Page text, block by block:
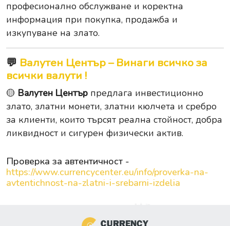
професионално обслужване и коректна
информация при покупка, продажба и
изкупуване на злато.
💬 Валутен Център – Винаги всичко за
всички валути !
🟡 Валутен Център предлага инвестиционно
злато, златни монети, златни кюлчета и сребро
за клиенти, които търсят реална стойност, добра
ликвидност и сигурен физически актив.
Проверка за автентичност -
https://www.currencycenter.eu/info/proverka-na-
avtentichnost-na-zlatni-i-srebarni-izdelia